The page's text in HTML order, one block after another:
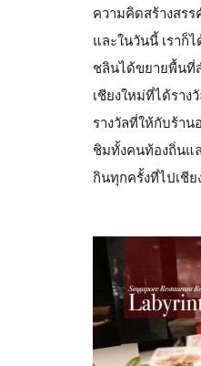
ความคิดสร้างสร
และในวันนี้ เราก็
ชลินได้ขยายพื้นที่
เชียงใหม่ที่ได้รา
รางวัลที่ให้กับร้า
ชิมทั้งคนท้องถิ่นแ
กินทุกครั้งที่ไปเชี